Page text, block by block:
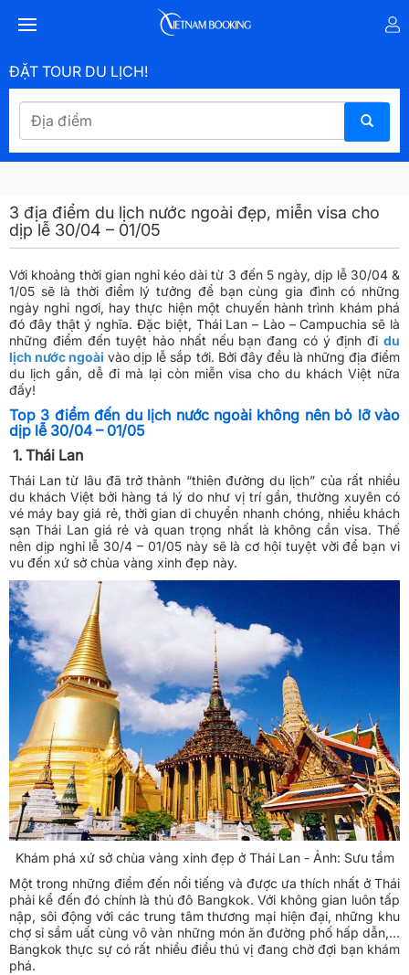
ĐẶT TOUR DU LỊCH!
3 địa điểm du lịch nước ngoài đẹp, miễn visa cho
dịp lễ 30/04 – 01/05
Với khoảng thời gian nghỉ kéo dài từ 3 đến 5 ngày, dịp lễ 30/04 &
1/05 sẽ là thời điểm lý tưởng để bạn cùng gia đình có những
ngày nghỉ ngơi, hay thực hiện một chuyến hành trình khám phá
đó đây thật ý nghĩa. Đặc biệt, Thái Lan – Lào – Campuchia sẽ là
những điểm đến tuyệt hảo nhất nếu bạn đang có ý định đi du
lịch nước ngoài vào dịp lễ sắp tới. Bởi đây đều là những địa điểm
du lịch gần, dễ đi mà lại còn miễn visa cho du khách Việt nữa
đấy!
Top 3 điểm đến du lịch nước ngoài không nên bỏ lỡ vào
dịp lễ 30/04 – 01/05
1. Thái Lan
Thái Lan từ lâu đã trở thành “thiên đường du lịch” của rất nhiều
du khách Việt bởi hàng tá lý do như vị trí gần, thường xuyên có
vé máy bay giá rẻ, thời gian di chuyển nhanh chóng, nhiều khách
sạn Thái Lan giá rẻ và quan trọng nhất là không cần visa. Thế
nên dịp nghỉ lễ 30/4 – 01/05 này sẽ là cơ hội tuyệt vời để bạn vi
vu đến xứ sở chùa vàng xinh đẹp này.
Khám phá xứ sở chùa vàng xinh đẹp ở Thái Lan - Ảnh: Sưu tầm
Một trong những điểm đến nổi tiếng và được ưa thích nhất ở Thái
phải kể đến đó chính là thủ đô Bangkok. Với không gian luôn tấp
nập, sôi động với các trung tâm thương mại hiện đại, những khu
chợ sỉ sầm uất cùng vô vàn những món ăn đường phố hấp dẫn,…
Bangkok thực sự có rất nhiều điều thú vị đang chờ đợi bạn khám
phá.